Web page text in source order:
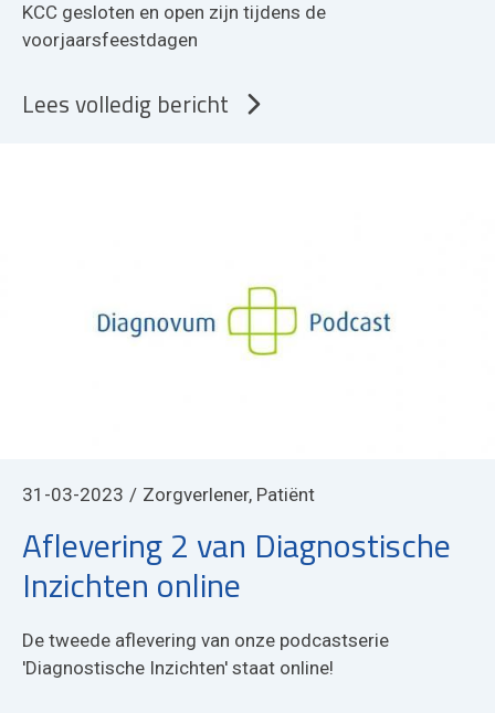
KCC gesloten en open zijn tijdens de
voorjaarsfeestdagen
Lees volledig bericht
31-03-2023 Zorgverlener, Patiënt
Aflevering 2 van Diagnostische
Inzichten online
De tweede aflevering van onze podcastserie
'Diagnostische Inzichten' staat online!